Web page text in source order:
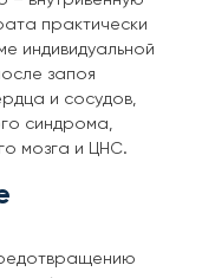
практически
индивидуальной
запоя
и сосудов,
синдрома,
мозга и ЦНС.